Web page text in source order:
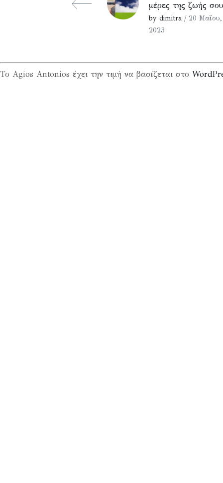
μέρες της ζωής σου
by dimitra / 20 Μαΐου,
2023
Το Agios Antonios έχει την τιμή να βασίζεται στο